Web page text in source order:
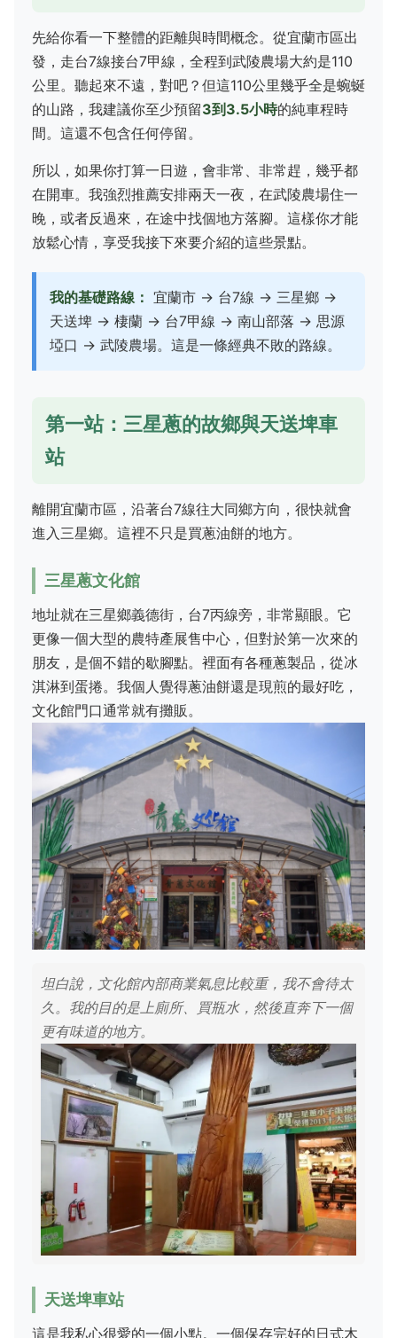
先給你看一下整體的距離與時間概念。從宜蘭市區出
發，走台7線接台7甲線，全程到武陵農場大約是110
公里。聽起來不遠，對吧？但這110公里幾乎全是蜿蜒
的山路，我建議你至少預留3到3.5小時的純車程時
間。這還不包含任何停留。
所以，如果你打算一日遊，會非常、非常趕，幾乎都
在開車。我強烈推薦安排兩天一夜，在武陵農場住一
晚，或者反過來，在途中找個地方落腳。這樣你才能
放鬆心情，享受我接下來要介紹的這些景點。
我的基礎路線： 宜蘭市 → 台7線 → 三星鄉 →
天送埤 → 棲蘭 → 台7甲線 → 南山部落 → 思源
埡口 → 武陵農場。這是一條經典不敗的路線。
第一站：三星蔥的故鄉與天送埤車
站
離開宜蘭市區，沿著台7線往大同鄉方向，很快就會
進入三星鄉。這裡不只是買蔥油餅的地方。
三星蔥文化館
地址就在三星鄉義德街，台7丙線旁，非常顯眼。它
更像一個大型的農特產展售中心，但對於第一次來的
朋友，是個不錯的歇腳點。裡面有各種蔥製品，從冰
淇淋到蛋捲。我個人覺得蔥油餅還是現煎的最好吃，
文化館門口通常就有攤販。
坦白說，文化館內部商業氣息比較重，我不會待太
久。我的目的是上廁所、買瓶水，然後直奔下一個
更有味道的地方。
天送埤車站
這是我私心很愛的一個小點。一個保存完好的日式木